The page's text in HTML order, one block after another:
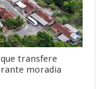
transfere
moradia